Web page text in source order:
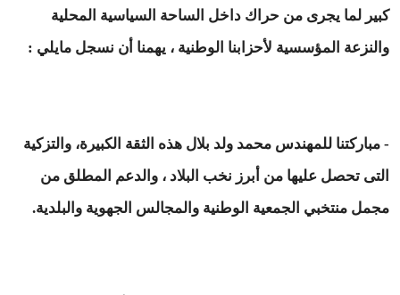
كبير لما يجرى من حراك داخل الساحة السياسية المحلية
والنزعة المؤسسية لأحزابنا الوطنية ، يهمنا أن نسجل مايلي :
- مباركتنا للمهندس محمد ولد بلال هذه الثقة الكبيرة، والتزكية
التى تحصل عليها من أبرز نخب البلاد ، والدعم المطلق من
مجمل منتخبي الجمعية الوطنية والمجالس الجهوية والبلدية.